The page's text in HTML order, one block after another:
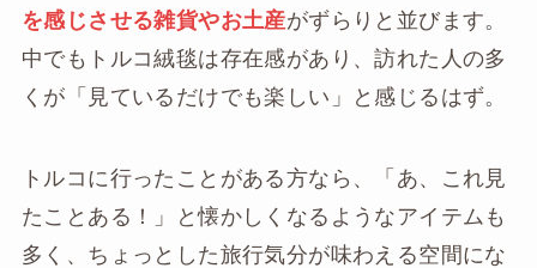
を感じさせる雑貨やお土産がずらりと並びます。
中でもトルコ絨毯は存在感があり、訪れた人の多
くが「見ているだけでも楽しい」と感じるはず。
トルコに行ったことがある方なら、「あ、これ見
たことある！」と懐かしくなるようなアイテムも
多く、ちょっとした旅行気分が味わえる空間にな